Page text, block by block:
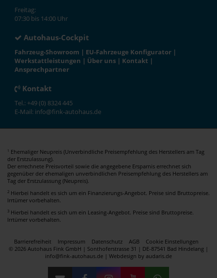
Freitag:
07:30 bis 14:00 Uhr
Autohaus-Cockpit
Fahrzeug-Showroom | EU-Fahrzeuge Konfigurator |
Werkstattleistungen | Über uns | Kontakt |
Ansprechpartner
Kontakt
Tel.: +49 (0) 8324 445
E-Mail: info@fink-autohaus.de
1 Ehemaliger Neupreis (Unverbindliche Preisempfehlung des Herstellers am Tag
der Erstzulassung).
Der errechnete Preisvorteil sowie die angegebene Ersparnis errechnet sich
gegenüber der ehemaligen unverbindlichen Preisempfehlung des Herstellers am
Tag der Erstzulassung (Neupreis).
2 Hierbei handelt es sich um ein Finanzierungs-Angebot. Preise sind Bruttopreise.
Irrtümer vorbehalten.
3 Hierbei handelt es sich um ein Leasing-Angebot. Preise sind Bruttopreise.
Irrtümer vorbehalten.
Barrierefreiheit Impressum Datenschutz AGB
Cookie Einstellungen
© 2026 Autohaus Fink GmbH | Sonthoferstrasse 31 | DE-87541 Bad Hindelang |
info@fink-autohaus.de | Webdesign by audaris.de